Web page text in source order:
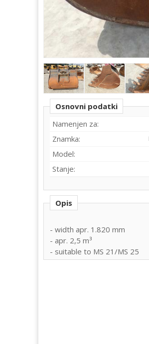
Osnovni podatki
Namenjen za:
Znamka:
Model:
Stanje:
Opis
- width apr. 1.820 mm
- apr. 2,5 m³
- suitable to MS 21/MS 25